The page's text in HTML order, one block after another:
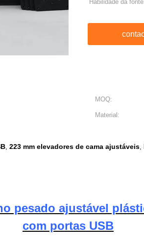
Habilidade da
MOQ:
Material:
, 223 mm elevadores de cama ajustáveis,
pesado ajustável
com portas USB